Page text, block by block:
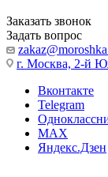
Заказать звонок
Задать вопрос
г. Москва, 2-й
Вконтакте
Telegram
MAX
Яндекс.Дзен